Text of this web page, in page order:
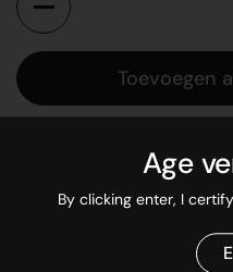
Toevoegen
Meer informatieAge
By clicking enter, I